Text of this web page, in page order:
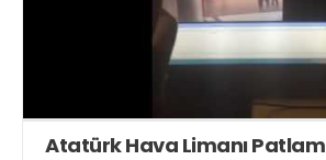
Atatürk Hava Limanı